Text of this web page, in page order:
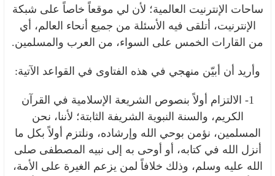
ساحات الإنترنيت العالمية؛ لأن لي موقعاً خاصاً على شبكة
الإنترنيت، أتلقى فيه الأسئلة من جميع أنحاء العالم، أي
من القارات الخمس على السواء، من العرب والمسلمين.
وأريد أن أبيّن منهجي في هذه الفتاوى في القواعد الآتية:
1- الالتزام أولاً بنصوص الشريعة الإسلامية في القرآن
الكريم، والسنة النبوية الشريفة الثابتة؛ لأننا، نحن
المسلمين، نؤمن بوحي الله وإرشاده، ونلتزم أولاً بكل ما
أنزل الله في كتابه، أو أوحى به إلى نبيه المصطفى صلى
الله عليه وسلم، وذلك خلافاً لمن يزعم الغيرة على الأمة،